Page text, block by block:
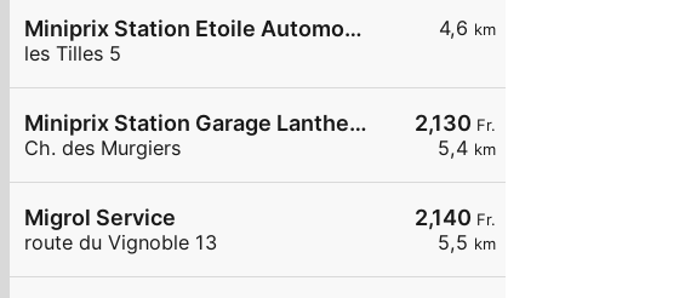
4,6 km
Miniprix Station Etoile Automobile SA
les Tilles 5
2,130 Fr.
5,4 km
Miniprix Station Garage Lanthemann
Ch. des Murgiers
2,140 Fr.
5,5 km
Migrol Service
route du Vignoble 13